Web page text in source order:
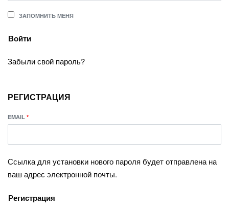
ЗАПОМНИТЬ МЕНЯ
Войти
Забыли свой пароль?
РЕГИСТРАЦИЯ
EMAIL *
Ссылка для установки нового пароля будет отправлена ​​на
ваш адрес электронной почты.
Регистрация